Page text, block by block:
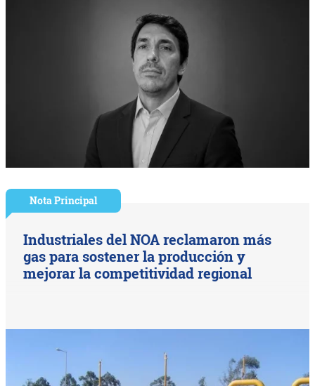
Nota Principal
Industriales del NOA reclamaron más
gas para sostener la producción y
mejorar la competitividad regional